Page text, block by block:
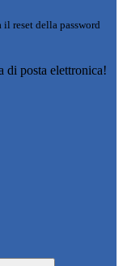
reset della password
di posta elettronica!